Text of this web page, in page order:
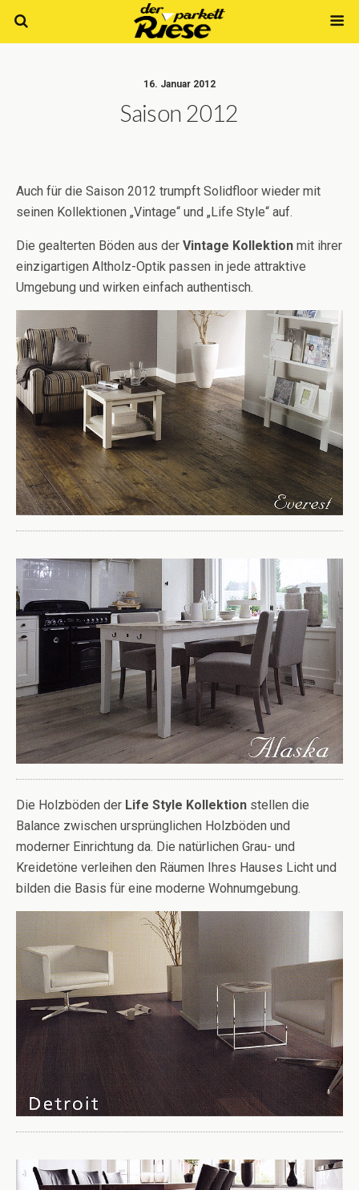
16. Januar 2012
Saison 2012
Auch für die Saison 2012 trumpft Solidfloor wieder mit
seinen Kollektionen „Vintage“ und „Life Style“ auf.
Die gealterten Böden aus der Vintage Kollektion mit ihrer
einzigartigen Altholz-Optik passen in jede attraktive
Umgebung und wirken einfach authentisch.
Die Holzböden der Life Style Kollektion stellen die
Balance zwischen ursprünglichen Holzböden und
moderner Einrichtung da. Die natürlichen Grau- und
Kreidetöne verleihen den Räumen Ihres Hauses Licht und
bilden die Basis für eine moderne Wohnumgebung.